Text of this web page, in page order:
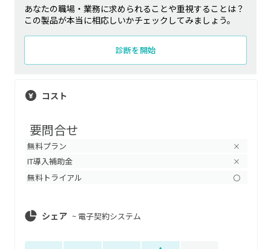
あなたの職場・業務に求められることや重視することは？
この製品が本当に相応しいかチェックしてみましょう。
診断を開始
コスト
要問合せ
無料プラン ×
IT導入補助金 ×
無料トライアル 〇
シェア ~ 電子契約システム